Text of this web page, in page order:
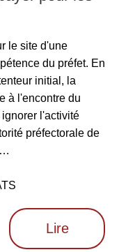
le site d'une
du préfet. En
initial, la
à l'encontre du
l'activité
préfectorale de
…
Lire